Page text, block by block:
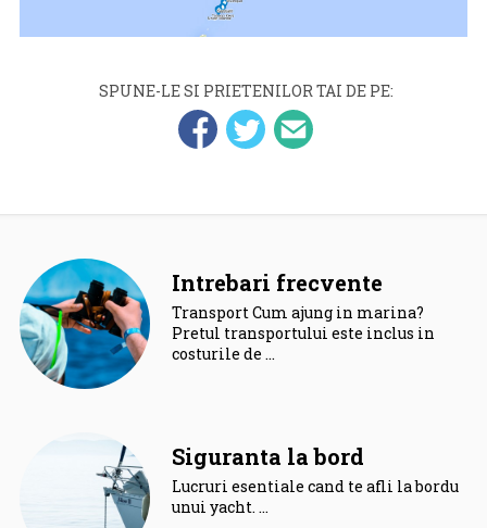
SPUNE-LE SI PRIETENILOR TAI DE PE:
Intrebari frecvente
Transport Cum ajung in marina?
Pretul transportului este inclus in
costurile de …
Siguranta la bord
Lucruri esentiale cand te afli la bordul
unui yacht. …